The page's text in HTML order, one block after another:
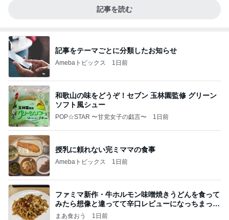
記事を読む
記事をテーマごとに分類したお知らせ
Amebaトピックス 1日前
和歌山の味をどうぞ！セブン 玉林園監修 グリーン
ソフト風シュー
POP☆STAR 〜甘党女子の戯言〜 1日前
授乳に頼れない完ミママの食事
Amebaトピックス 1日前
ファミマ新作・牛ホルモン味噌焼きうどんを食って
みたら想像と違ってて辛口レビューになっちまった
話
まあ食おう 1日前